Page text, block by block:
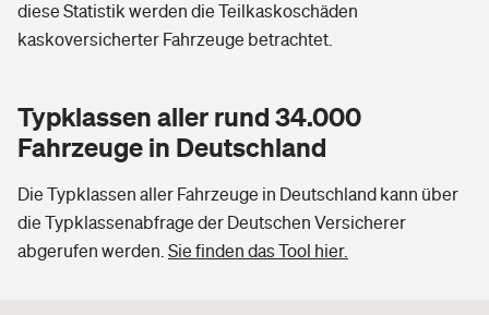
diese Statistik werden die Teilkaskoschäden
kaskoversicherter Fahrzeuge betrachtet.
Typklassen aller rund 34.000
Fahrzeuge in Deutschland
Die Typklassen aller Fahrzeuge in Deutschland kann über
die Typklassenabfrage der Deutschen Versicherer
abgerufen werden. Sie finden das Tool hier.